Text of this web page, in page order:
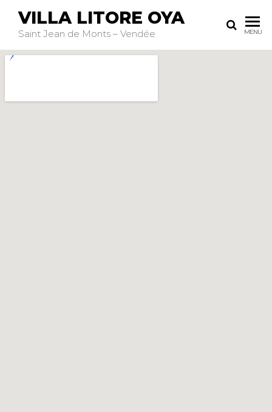
VILLA LITORE OYA
Saint Jean de Monts – Vendée MENU